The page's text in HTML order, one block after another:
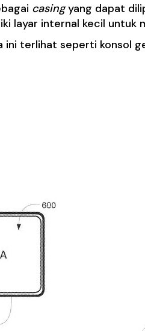
casingyang dapat
layar internal kecil untuk
ini terlihat seperti konsol